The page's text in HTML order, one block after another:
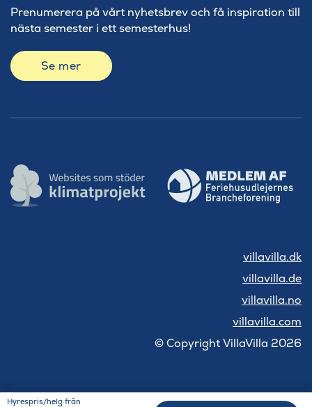
Prenumerera på vårt nyhetsbrev och få inspiration till
nästa semester i ett semesterhus!
Se mer
villavilla.dk
villavilla.de
villavilla.no
villavilla.com
© Copyright VillaVilla 2026
Hyrespris/helg från